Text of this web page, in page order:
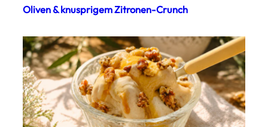
Oliven & knusprigem Zitronen-Crunch